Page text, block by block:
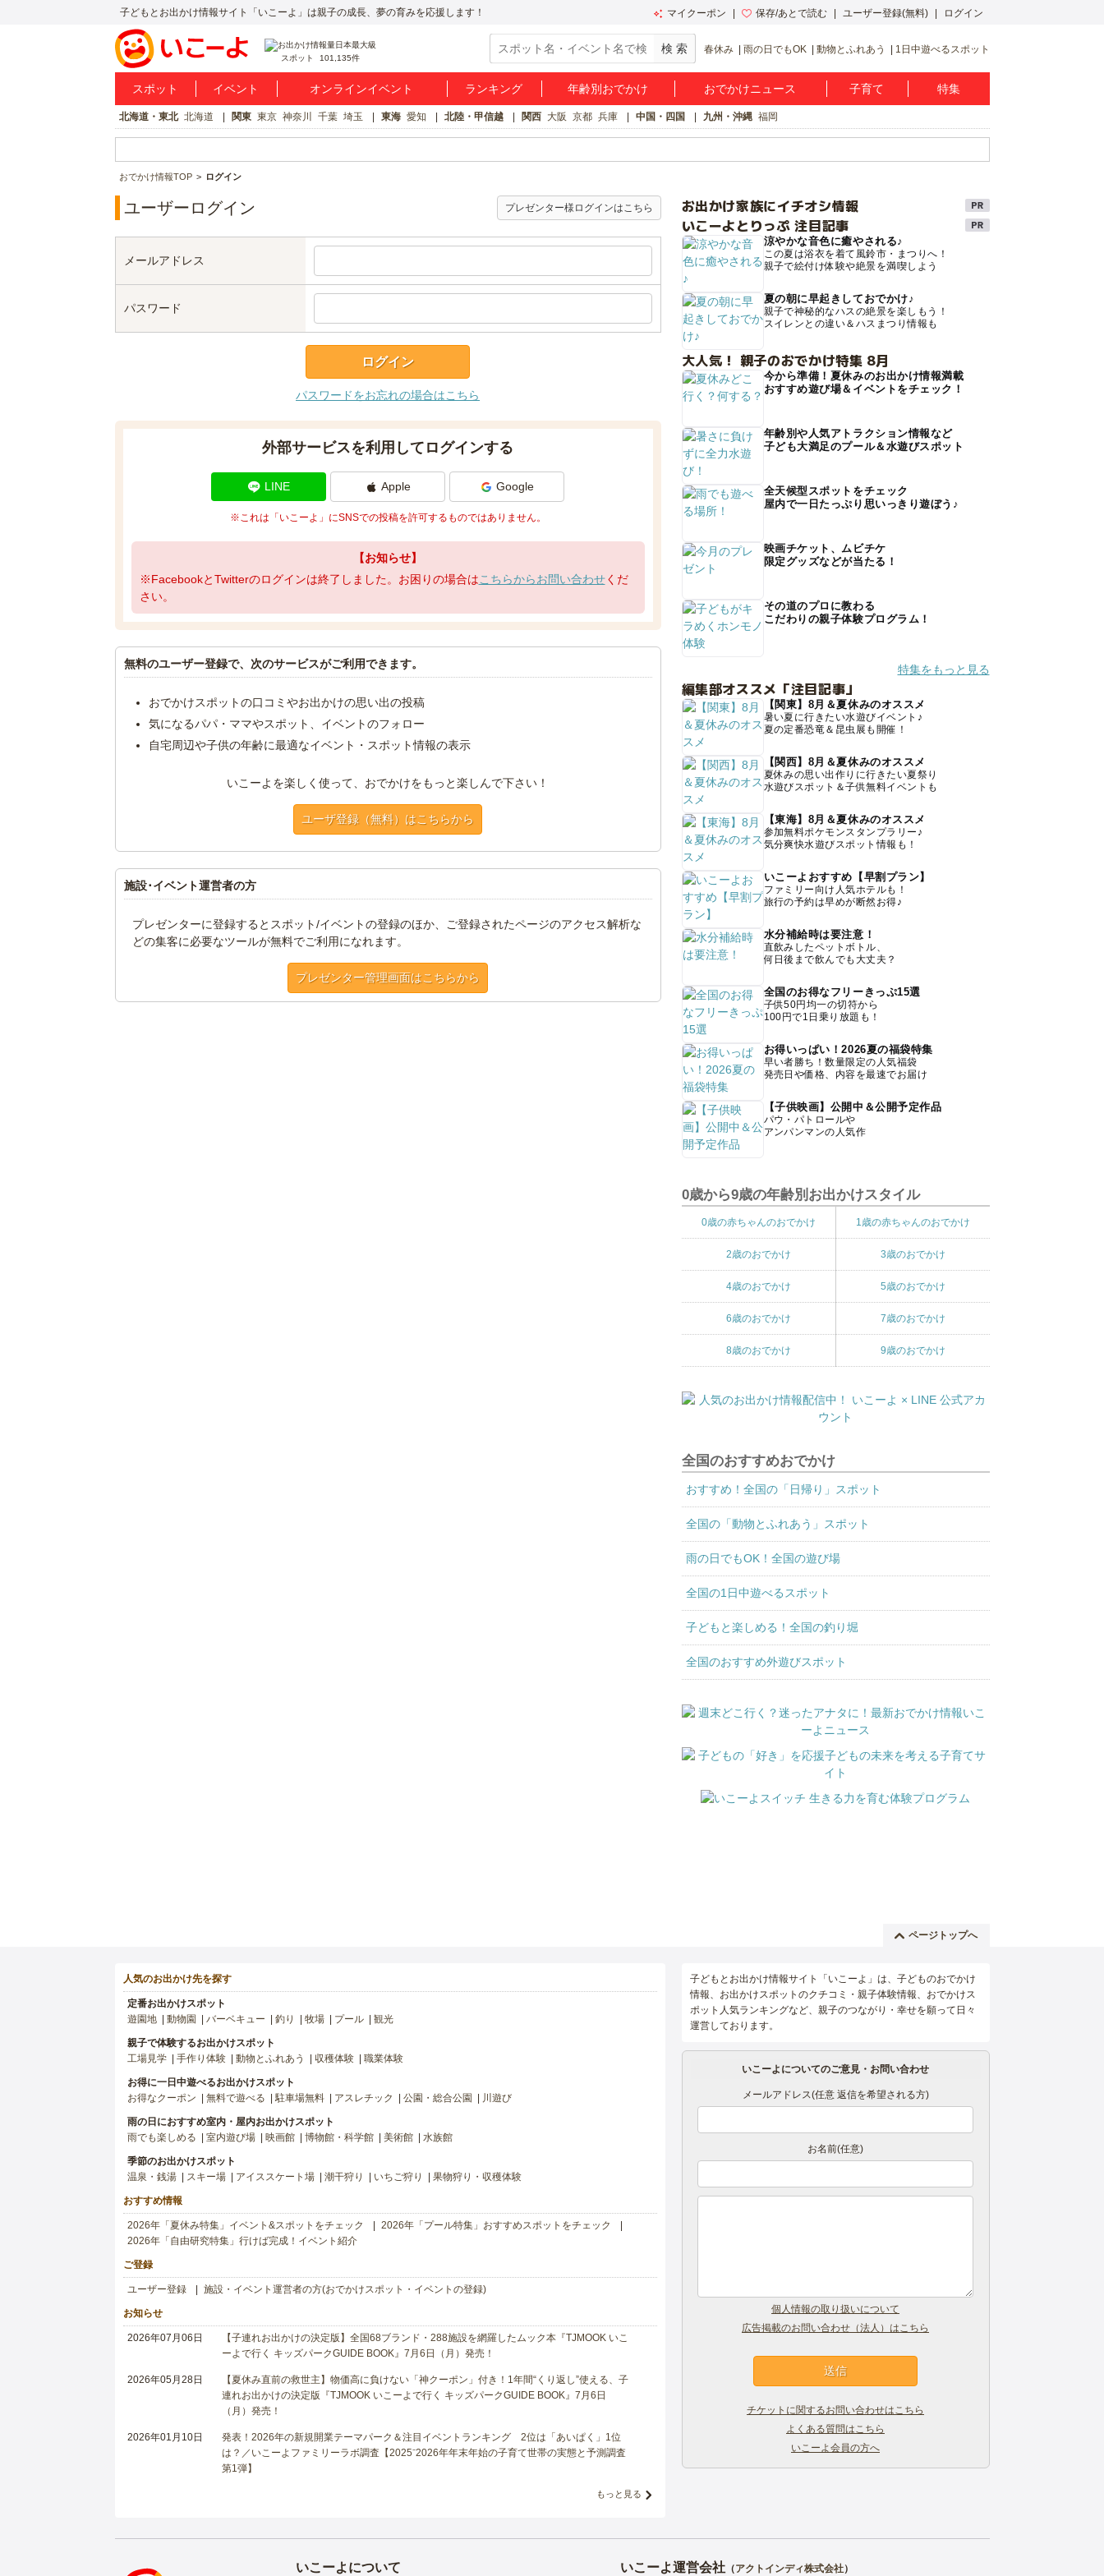
子どもとお出かけ情報サイト「いこーよ」は親子の成長、夢の育みを応援します！ マイクーポン 保存/あとで読む ユーザー登録(無料) ログイン
スポット 101,135件
春休み 雨の日でもOK 動物とふれあう 1日中遊べるスポット
スポット イベント オンラインイベント ランキング 年齢別おでかけ おでかけニュース 子育て 特集
北海道・東北 北海道 関東 東京 神奈川 千葉 埼玉 東海 愛知 北陸・甲信越 関西 大阪 京都 兵庫 中国・四国 九州・沖縄 福岡
おでかけ情報TOP ログイン
ユーザーログイン プレゼンター様ログインはこちら
メールアドレス
パスワード
パスワードをお忘れの場合はこちら
外部サービスを利用してログインする
LINE Apple Google
※これは「いこーよ」にSNSでの投稿を許可するものではありません。
【お知らせ】
※FacebookとTwitterのログインは終了しました。お困りの場合はこちらからお問い合わせくだ
さい。
無料のユーザー登録で、次のサービスがご利用できます。
おでかけスポットの口コミやお出かけの思い出の投稿
気になるパパ・ママやスポット、イベントのフォロー
自宅周辺や子供の年齢に最適なイベント・スポット情報の表示
いこーよを楽しく使って、おでかけをもっと楽しんで下さい！
ユーザ登録（無料）はこちらから
施設･イベント運営者の方
プレゼンターに登録するとスポット/イベントの登録のほか、ご登録されたページのアクセス解析な
どの集客に必要なツールが無料でご利用になれます。
プレゼンター管理画面はこちらから
お出かけ家族にイチオシ情報
いこーよとりっぷ 注目記事
涼やかな音色に癒やされる♪
この夏は浴衣を着て風鈴市・まつりへ！
親子で絵付け体験や絶景を満喫しよう
夏の朝に早起きしておでかけ♪
親子で神秘的なハスの絶景を楽しもう！
スイレンとの違い＆ハスまつり情報も
大人気！ 親子のおでかけ特集 8月
今から準備！夏休みのお出かけ情報満載
おすすめ遊び場＆イベントをチェック！
年齢別や人気アトラクション情報など
子ども大満足のプール＆水遊びスポット
全天候型スポットをチェック
屋内で一日たっぷり思いっきり遊ぼう♪
映画チケット、ムビチケ
限定グッズなどが当たる！
その道のプロに教わる
こだわりの親子体験プログラム！
特集をもっと見る
編集部オススメ「注目記事」
【関東】8月＆夏休みのオススメ
暑い夏に行きたい水遊びイベント♪
夏の定番恐竜＆昆虫展も開催！
【関西】8月＆夏休みのオススメ
夏休みの思い出作りに行きたい夏祭り
水遊びスポット＆子供無料イベントも
【東海】8月＆夏休みのオススメ
参加無料ポケモンスタンプラリー♪
気分爽快水遊びスポット情報も！
いこーよおすすめ【早割プラン】
ファミリー向け人気ホテルも！
旅行の予約は早めが断然お得♪
水分補給時は要注意！
直飲みしたペットボトル、
何日後まで飲んでも大丈夫？
全国のお得なフリーきっぷ15選
子供50円均一の切符から
100円で1日乗り放題も！
お得いっぱい！2026夏の福袋特集
早い者勝ち！数量限定の人気福袋
発売日や価格、内容を最速でお届け
【子供映画】公開中＆公開予定作品
パウ・パトロールや
アンパンマンの人気作
0歳から9歳の年齢別お出かけスタイル
0歳の赤ちゃんのおでかけ 1歳の赤ちゃんのおでかけ
2歳のおでかけ 3歳のおでかけ
4歳のおでかけ 5歳のおでかけ
6歳のおでかけ 7歳のおでかけ
8歳のおでかけ 9歳のおでかけ
全国のおすすめおでかけ
おすすめ！全国の「日帰り」スポット
全国の「動物とふれあう」スポット
雨の日でもOK！全国の遊び場
全国の1日中遊べるスポット
子どもと楽しめる！全国の釣り堀
全国のおすすめ外遊びスポット
ページトップへ
人気のお出かけ先を探す
定番お出かけスポット
遊園地
動物園 バーベキュー 釣り 牧場 プール 観光
親子で体験するお出かけスポット
工場見学
手作り体験 動物とふれあう 収穫体験 職業体験
お得に一日中遊べるお出かけスポット
お得なクーポン
無料で遊べる 駐車場無料 アスレチック 公園・総合公園 川遊び
雨の日におすすめ室内・屋内お出かけスポット
雨でも楽しめる
室内遊び場 映画館 博物館・科学館 美術館 水族館
季節のお出かけスポット
温泉・銭湯
スキー場 アイススケート場 潮干狩り いちご狩り 果物狩り・収穫体験
おすすめ情報
2026年「夏休み特集」イベント&スポットをチェック
2026年「プール特集」おすすめスポットをチェック
2026年「自由研究特集」行けば完成！イベント紹介
ご登録
ユーザー登録 施設・イベント運営者の方(おでかけスポット・イベントの登録)
お知らせ
2026年07月06日
【子連れお出かけの決定版】全国68ブランド・288施設を網羅したムック本『TJMOOK いこ
ーよで行く キッズパークGUIDE BOOK』7月6日（月）発売！
2026年05月28日
【夏休み直前の救世主】物価高に負けない「神クーポン」付き！1年間“くり返し”使える、子
連れお出かけの決定版『TJMOOK いこーよで行く キッズパークGUIDE BOOK』7月6日
（月）発売！
2026年01月10日
発表！2026年の新規開業テーマパーク＆注目イベントランキング 2位は「あいぱく」1位
は？／いこーよファミリーラボ調査【2025⁻2026年年末年始の子育て世帯の実態と予測調査
第1弾】
もっと見る
子どもとお出かけ情報サイト「いこーよ」は、子どものおでかけ
情報、お出かけスポットのクチコミ・親子体験情報、おでかけス
ポット人気ランキングなど、親子のつながり・幸せを願って日々
運営しております。
いこーよについてのご意見・お問い合わせ
メールアドレス(任意 返信を希望される方)
お名前(任意)
個人情報の取り扱いについて
広告掲載のお問い合わせ（法人）はこちら
チケットに関するお問い合わせはこちら
よくある質問はこちら
いこーよ会員の方へ
いこーよについて いこーよ運営会社（アクトインディ株式会社）